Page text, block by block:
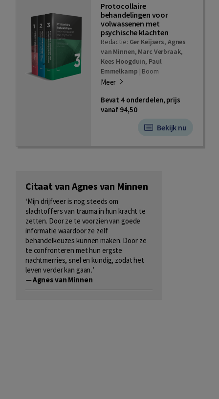
Protocollaire
behandelingen voor
volwassenen met
psychische klachten
Redactie: Ger Keijsers, Agnes
van Minnen, Marc Verbraak,
Kees Hoogduin, Paul
Emmelkamp | Boom
Meer
Bevat 4 onderdelen, prijs
vanaf 94,50
Bekijk nu
Citaat van Agnes van Minnen
‘Mijn drijfveer is nog steeds om
slachtoffers van trauma in hun kracht te
zetten. Door ze te voorzien van goede
informatie waardoor ze zelf
behandelkeuzes kunnen maken. Door ze
te confronteren met hun ergste
nachtmerries, snel en kundig, zodat het
leven verder kan gaan.’
—Agnes van Minnen